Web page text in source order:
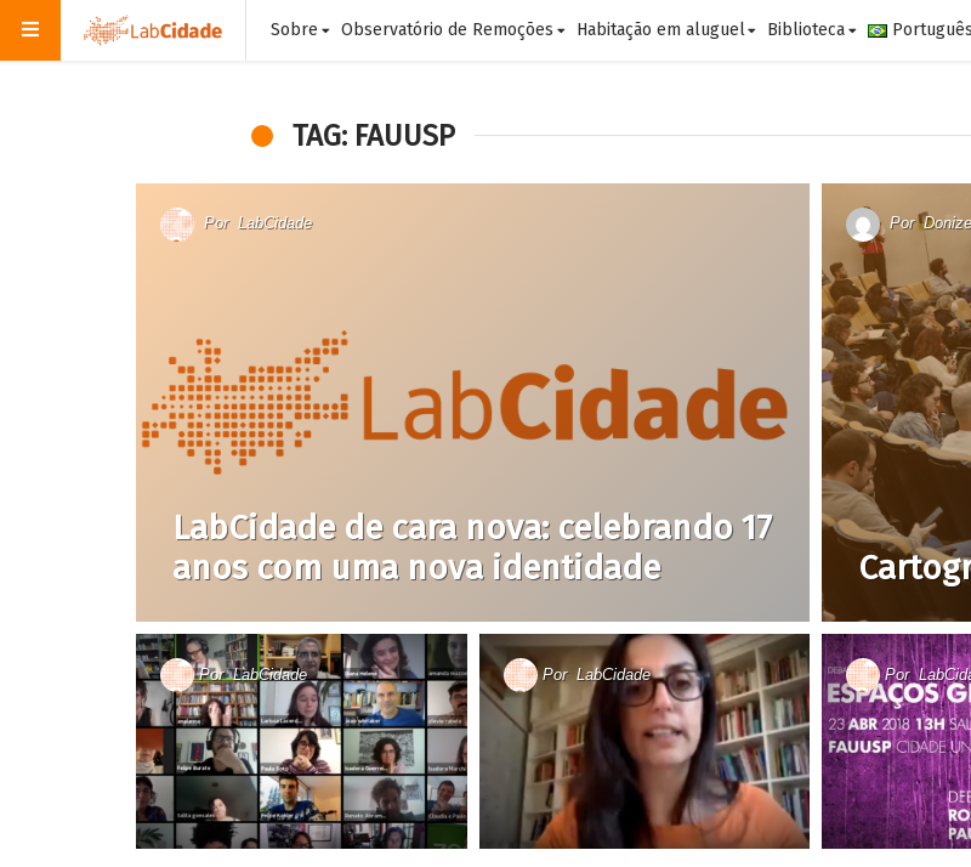
Sobre Observatório de Remoções Habitação em aluguel Biblioteca Português
TAG: FAUUSP
Por LabCidade
LabCidade de cara nova: celebrando 17
anos com uma nova identidade
Por
PorLabCidade Por LabCidade Por